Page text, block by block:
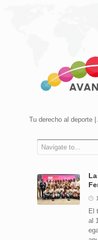
Tu derecho al deporte
Navigate to...
El
al